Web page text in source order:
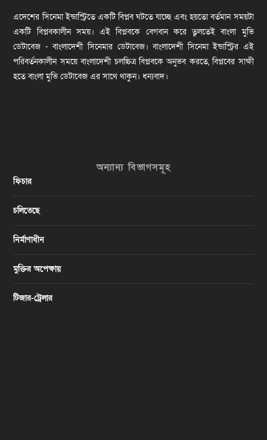
এদেশের সিনেমা ইন্ডাস্ট্রিতে একটি বিপ্লব ঘটতে যাচ্ছে এবং হয়তো বর্তমান সময়টা
একটি বিপ্লবকালীন সময়। এই বিপ্লবকে বেগবান করে তুলতেই বাংলা মুভি
ডেটাবেজ - বাংলাদেশী সিনেমার ডেটাবেজ। বাংলাদেশী সিনেমা ইন্ডাস্ট্রির এই
পরিবর্তনকালীন সময়ে বাংলাদেশী চলচ্চিত্র বিপ্লবকে অনুভব করতে, বিপ্লবের সাক্ষী
হতে বাংলা মুভি ডেটাবেজ এর সাথে থাকুন। ধন্যবাদ।
অন্যান্য বিভাগসমূহ
ফিচার
চলিতেছে
নির্মাণাধীন
মুক্তির অপেক্ষায়
টিজার-ট্রেলার